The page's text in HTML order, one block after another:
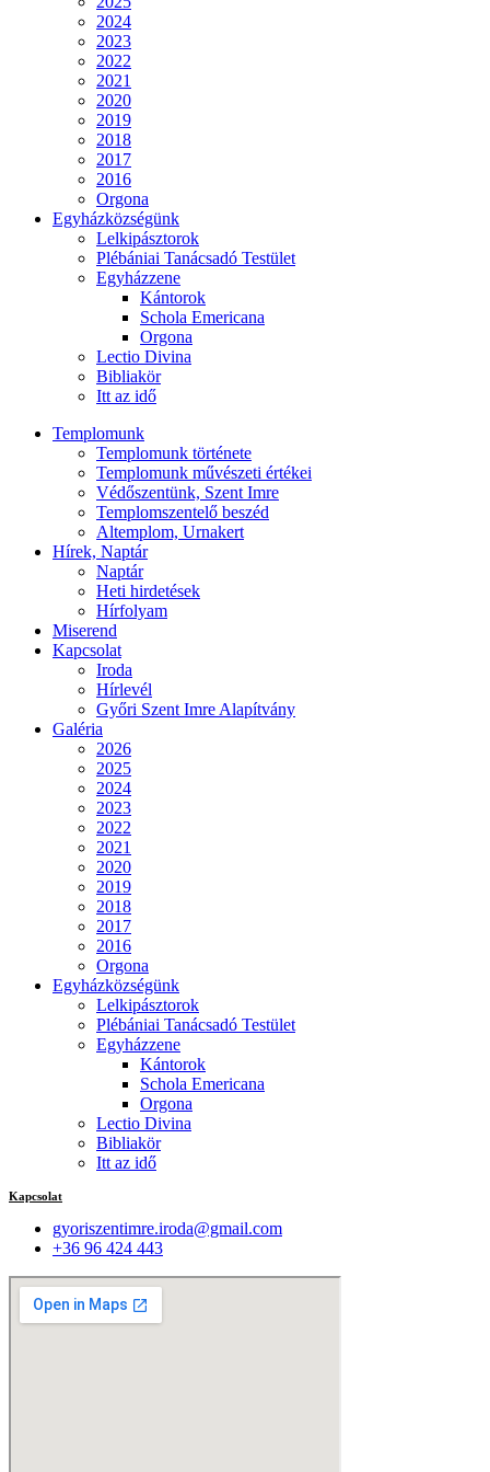
2024
2023
2022
2021
2020
2019
2018
2017
2016
Orgona
Egyházközségünk
Lelkipásztorok
Plébániai Tanácsadó Testület
Egyházzene
Kántorok
Schola Emericana
Orgona
Lectio Divina
Bibliakör
Itt az idő
Templomunk
Templomunk története
Templomunk művészeti értékei
Védőszentünk, Szent Imre
Templomszentelő beszéd
Altemplom, Urnakert
Hírek, Naptár
Naptár
Heti hirdetések
Hírfolyam
Miserend
Kapcsolat
Iroda
Hírlevél
Győri Szent Imre Alapítvány
Galéria
2026
2025
2024
2023
2022
2021
2020
2019
2018
2017
2016
Orgona
Egyházközségünk
Lelkipásztorok
Plébániai Tanácsadó Testület
Egyházzene
Kántorok
Schola Emericana
Orgona
Lectio Divina
Bibliakör
Itt az idő
Kapcsolat
gyoriszentimre.iroda@gmail.com
+36 96 424 443